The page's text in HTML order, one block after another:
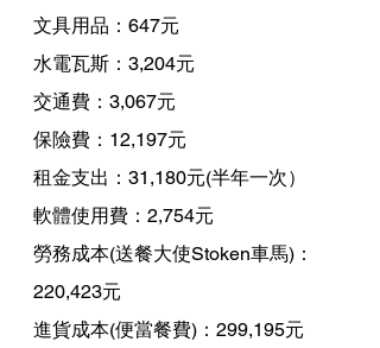
文具用品：647元
水電瓦斯：3,204元
交通費：3,067元
保險費：12,197元
租金支出：31,180元(半年一次）
軟體使用費：2,754元
勞務成本(送餐大使Stoken車馬)：
220,423元
進貨成本(便當餐費)：299,195元